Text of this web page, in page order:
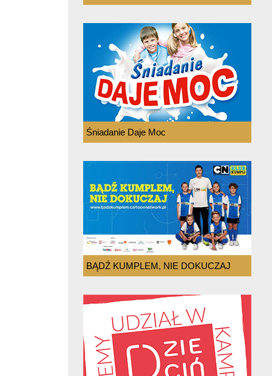
Śniadanie Daje Moc
BĄDŹ KUMPLEM, NIE DOKUCZAJ